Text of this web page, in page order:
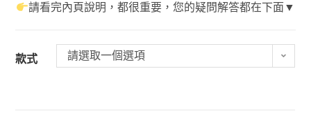
請看完內頁說明，都很重要，您的疑問解答都在下面▼
款式 請選取一個選項